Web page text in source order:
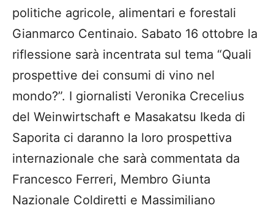
politiche agricole, alimentari e forestali
Gianmarco Centinaio. Sabato 16 ottobre la
riflessione sarà incentrata sul tema “Quali
prospettive dei consumi di vino nel
mondo?”. I giornalisti Veronika Crecelius
del Weinwirtschaft e Masakatsu Ikeda di
Saporita ci daranno la loro prospettiva
internazionale che sarà commentata da
Francesco Ferreri, Membro Giunta
Nazionale Coldiretti e Massimiliano